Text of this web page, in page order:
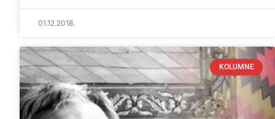
01.12.2018.
KOLUMNE